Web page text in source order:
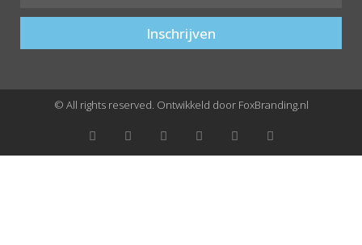
Inschrijven
© All rights reserved. Ontwikkeld door FoxBranding.nl